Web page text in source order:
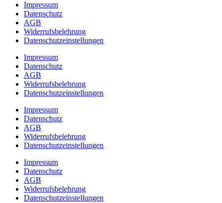
Impressum
Datenschutz
AGB
Widerrufsbelehrung
Datenschutz­­einstellungen
Impressum
Datenschutz
AGB
Widerrufsbelehrung
Datenschutz­­einstellungen
Impressum
Datenschutz
AGB
Widerrufsbelehrung
Datenschutz­­einstellungen
Impressum
Datenschutz
AGB
Widerrufsbelehrung
Datenschutz­­einstellungen